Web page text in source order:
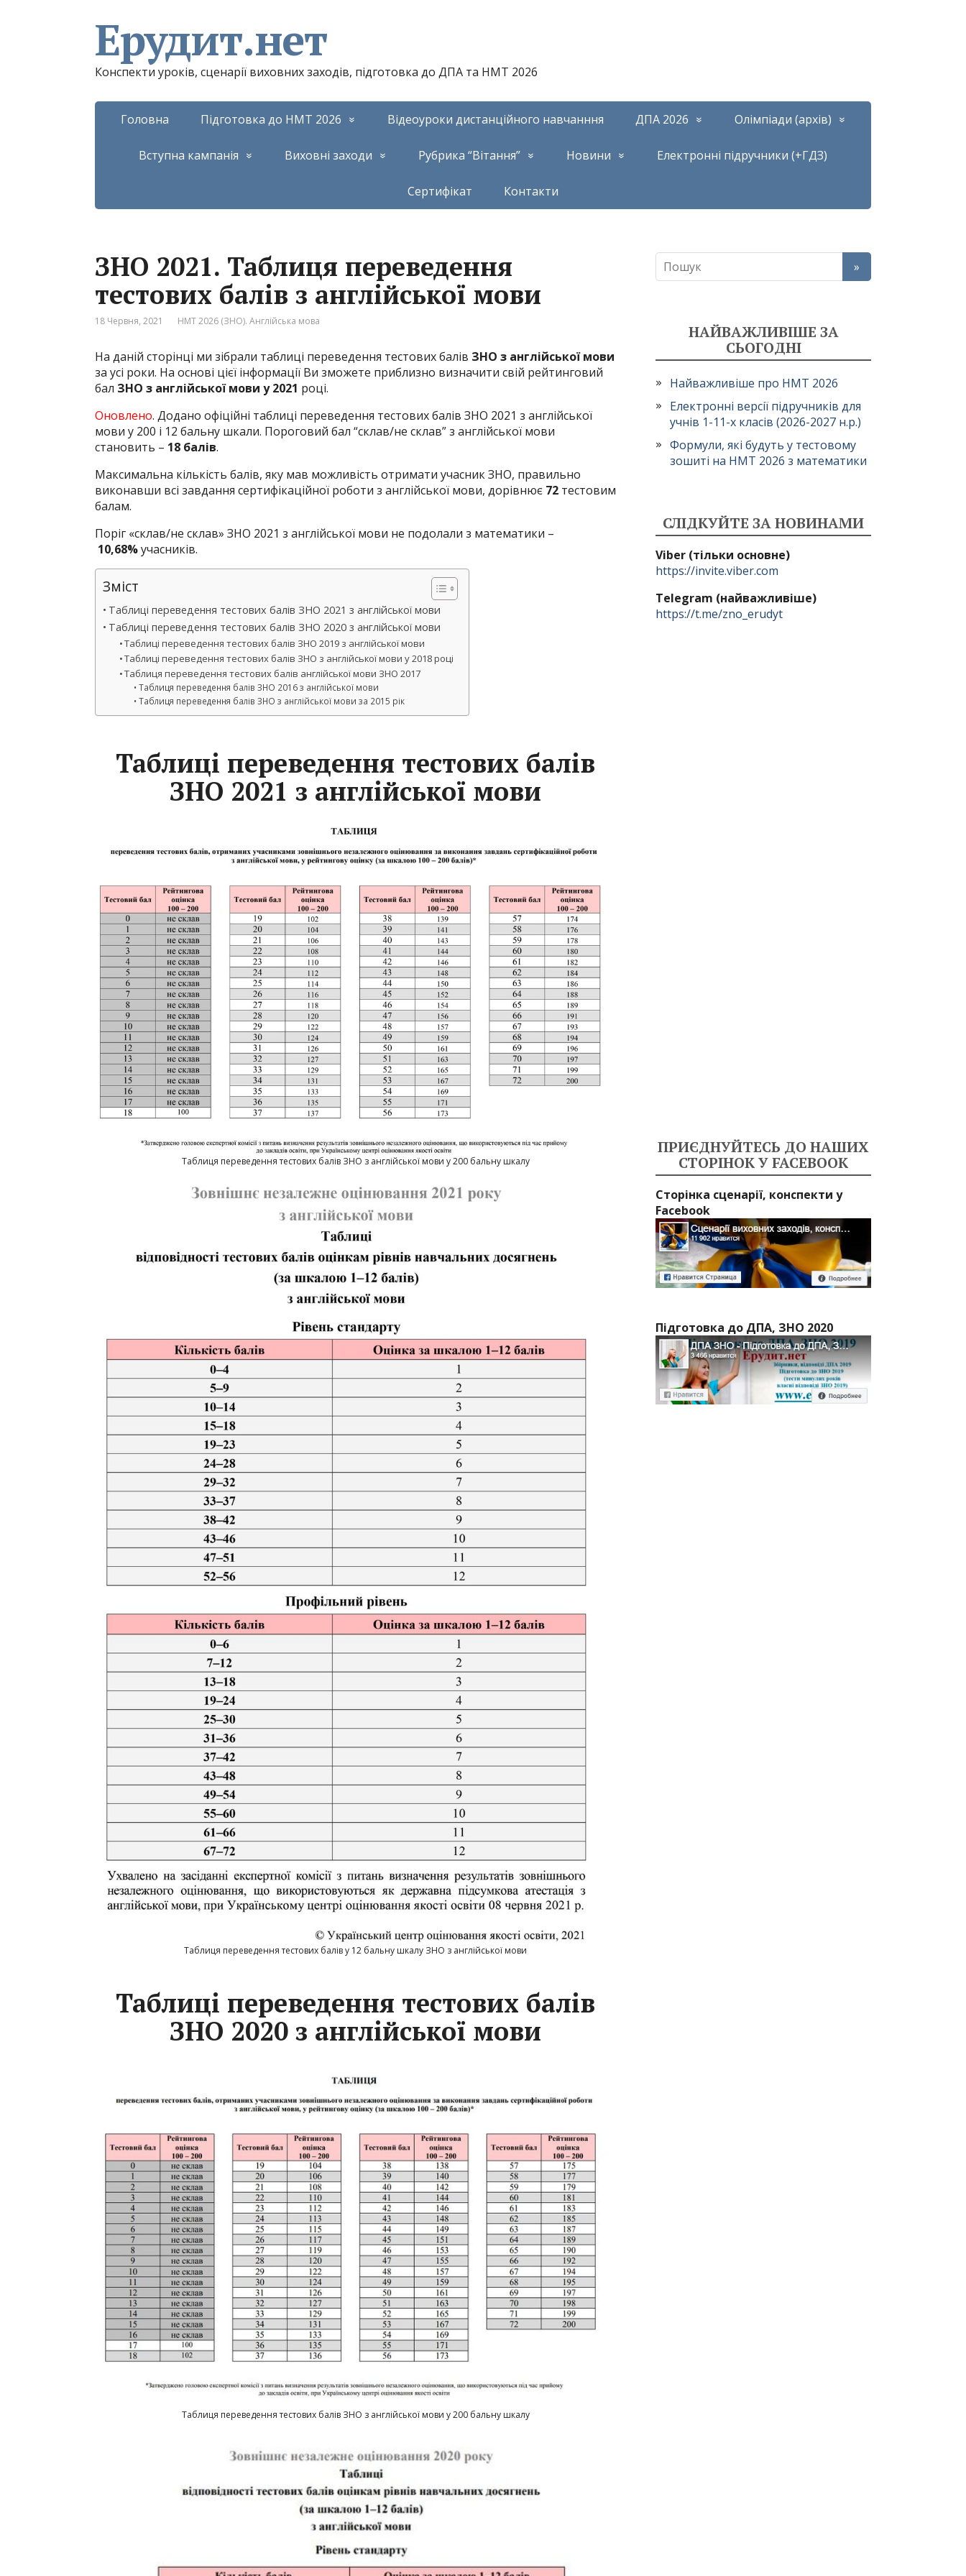
Ерудит.нет
Конспекти уроків, сценарії виховних заходів, підготовка до ДПА та НМТ 2026
Головна Підготовка до НМТ 2026 Відеоуроки дистанційного навчанння ДПА 2026 Олімпіади (архів)
Вступна кампанія Виховні заходи Рубрика “Вітання” Новини Електронні підручники (+ГДЗ)
Сертифікат Контакти
ЗНО 2021. Таблиця переведення
тестових балів з англійської мови
18 Червня, 2021 НМТ 2026 (ЗНО). Англійська мова
На даній сторінці ми зібрали таблиці переведення тестових балів ЗНО з англійської мови
за усі роки. На основі цієї інформації Ви зможете приблизно визначити свій рейтинговий
бал ЗНО з англійської мови у 2021 році.
Оновлено. Додано офіційні таблиці переведення тестових балів ЗНО 2021 з англійської
мови у 200 і 12 бальну шкали. Пороговий бал “склав/не склав” з англійської мови
становить – 18 балів.
Максимальна кількість балів, яку мав можливість отримати учасник ЗНО, правильно
виконавши всі завдання сертифікаційної роботи з англійської мови, дорівнює 72 тестовим
балам.
Поріг «склав/не склав» ЗНО 2021 з англійської мови не подолали з математики –
10,68%учасників.
Зміст
Таблиці переведення тестових балів ЗНО 2021 з англійської мови
Таблиці переведення тестових балів ЗНО 2020 з англійської мови
Таблиці переведення тестових балів ЗНО 2019 з англійської мови
Таблиці переведення тестових балів ЗНО з англійської мови у 2018 році
Таблиця переведення тестових балів англійської мови ЗНО 2017
Таблиця переведення балів ЗНО 2016 з англійської мови
Таблиця переведення балів ЗНО з англійської мови за 2015 рік
Таблиці переведення тестових балів
ЗНО 2021 з англійської мови
Таблиця переведення тестових балів ЗНО з англійської мови у 200 бальну шкалу
Таблиця переведення тестових балів у 12 бальну шкалу ЗНО з англійської мови
Таблиці переведення тестових балів
ЗНО 2020 з англійської мови
Таблиця переведення тестових балів ЗНО з англійської мови у 200 бальну шкалу
НАЙВАЖЛИВІШЕ ЗА
СЬОГОДНІ
Найважливіше про НМТ 2026
Електронні версії підручників для
учнів 1-11-х класів (2026-2027 н.р.)
Формули, які будуть у тестовому
зошиті на НМТ 2026 з математики
СЛІДКУЙТЕ ЗА НОВИНАМИ
Viber (тільки основне)
https://invite.viber.com
Telegram (найважливіше)
https://t.me/zno_erudyt
ПРИЄДНУЙТЕСЬ ДО НАШИХ
СТОРІНОК У FACEBOOK
Сторінка сценарії, конспекти у
Facebook
Підготовка до ДПА, ЗНО 2020